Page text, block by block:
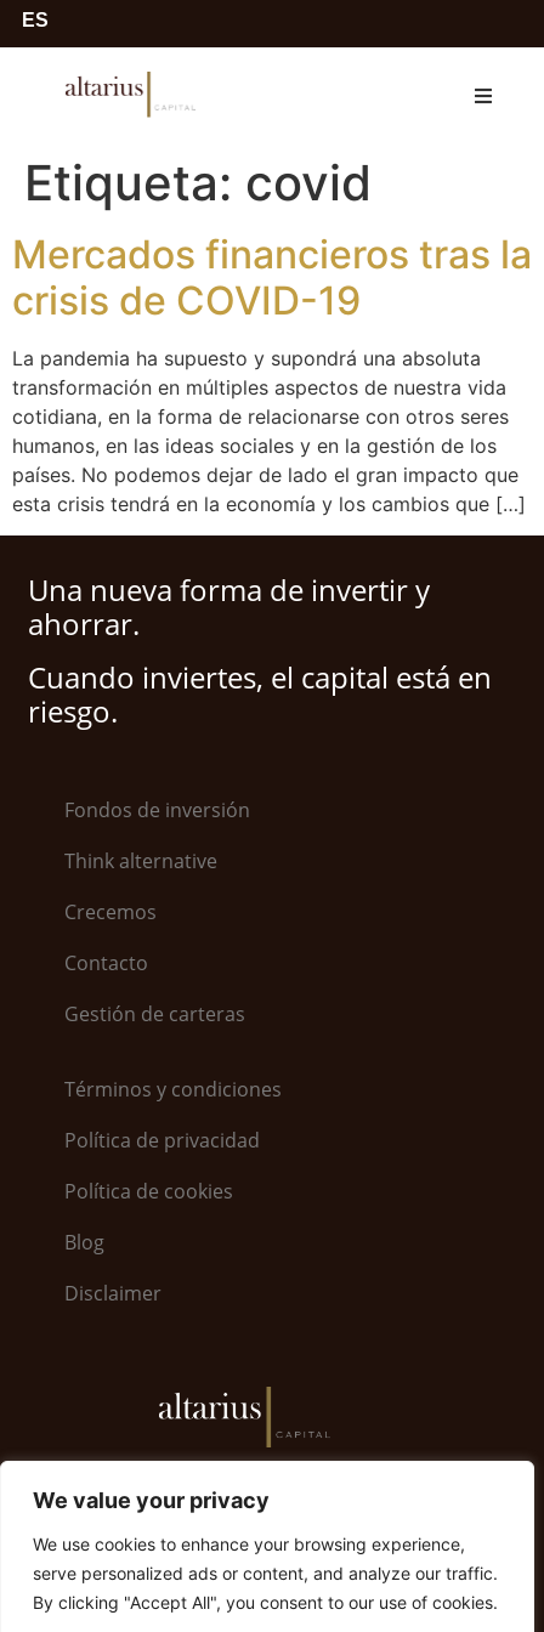
We value your privacy
We use cookies to enhance your browsing experience,
serve personalized ads or content, and analyze our traffic.
By clicking "Accept All", you consent to our use of cookies.
ES
Etiqueta: covid
Mercados financieros tras la
crisis de COVID-19
La pandemia ha supuesto y supondrá una absoluta
transformación en múltiples aspectos de nuestra vida
cotidiana, en la forma de relacionarse con otros seres
humanos, en las ideas sociales y en la gestión de los
países. No podemos dejar de lado el gran impacto que
esta crisis tendrá en la economía y los cambios que […]
1AA Gibraltar | Gibraltar +350 200 79008
info@altariuscapital.com
Una nueva forma de invertir y
ahorrar.
Cuando inviertes, el capital está en
riesgo.
Fondos de inversión
Think alternative
Crecemos
Contacto
Gestión de carteras
Términos y condiciones
Política de privacidad
Política de cookies
Blog
Disclaimer